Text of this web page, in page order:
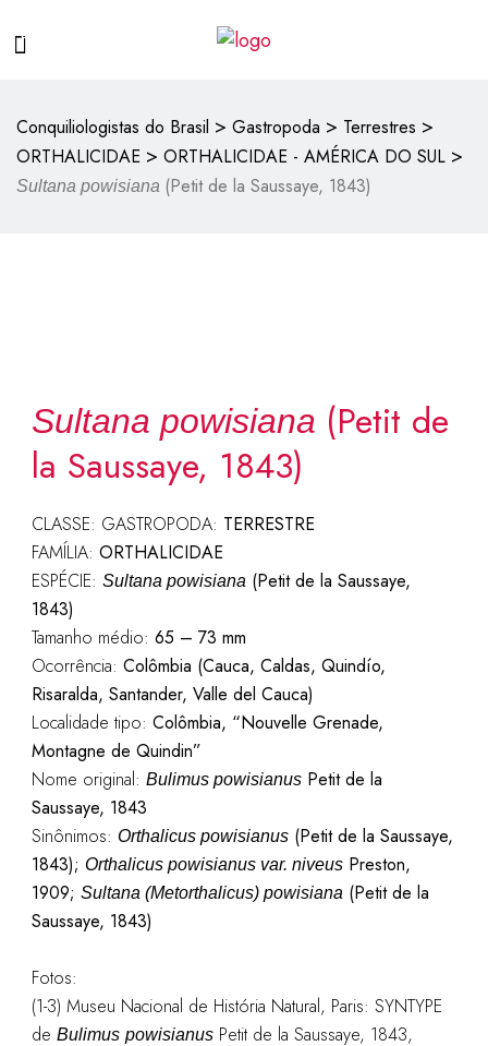
Conquiliologistas do Brasil > Gastropoda > Terrestres >
ORTHALICIDAE > ORTHALICIDAE - AMÉRICA DO SUL >
Sultana powisiana (Petit de la Saussaye, 1843)
Sultana powisiana (Petit de
la Saussaye, 1843)
CLASSE: GASTROPODA: TERRESTRE
FAMÍLIA: ORTHALICIDAE
ESPÉCIE: Sultana powisiana(Petit de la Saussaye,
1843)
Tamanho médio: 65 – 73 mm
Ocorrência: Colômbia (Cauca, Caldas, Quindío,
Risaralda, Santander, Valle del Cauca)
Localidade tipo: Colômbia, “Nouvelle Grenade,
Montagne de Quindin”
Nome original: Bulimus powisianusPetit de la
Saussaye, 1843
Sinônimos: Orthalicus powisianus(Petit de la Saussaye,
1843); Orthalicus powisianus var. niveusPreston,
1909; Sultana (Metorthalicus) powisiana(Petit de la
Saussaye, 1843)
Fotos:
(1-3) Museu Nacional de História Natural, Paris: SYNTYPE
de Bulimus powisianusPetit de la Saussaye, 1843,